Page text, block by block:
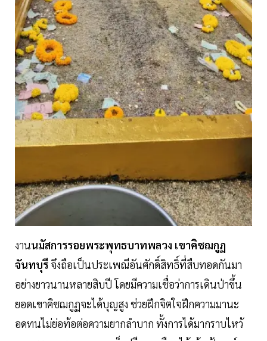
งานนมัสการรอยพระพุทธบาทพลวง เขาคิชฌกูฏ
จันทบุรี จึงถือเป็นประเพณีอันศักดิ์สิทธิ์ที่สืบทอดกันมา
อย่างยาวนานหลายสิบปี โดยมีความเชื่อว่าการเดินป่าขึ้น
ยอดเขาคิชฌกูฏจะได้บุญสูง ช่วยฝึกจิตใจฝึกความมานะ
อดทนไม่ย่อท้อต่อความยากลำบาก ทั้งการได้มากราบไหว้